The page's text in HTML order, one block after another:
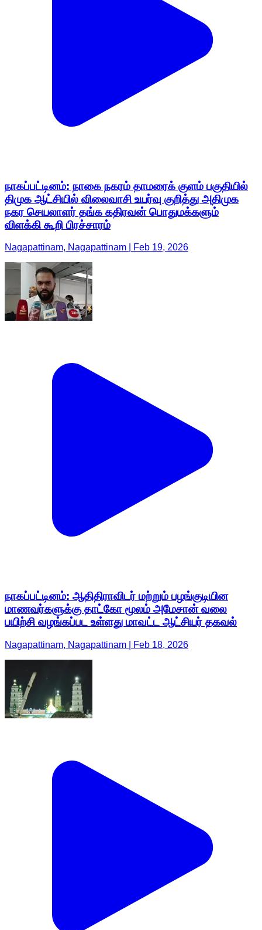
நாகப்பட்டினம்: நாகை நகரம் தாமரைக் குளம் பகுதியில்
திமுக ஆட்சியில் விலைவாசி உயர்வு குறித்து அதிமுக
நகர செயலாளர் தங்க கதிரவன் பொதுமக்களும்
விளக்கி கூறி பிரச்சாரம்
Nagapattinam, Nagapattinam | Feb 19, 2026
நாகப்பட்டினம்: ஆதிதிராவிடர் மற்றும் பழங்குடியின
மாணவர்களுக்கு தாட்கோ மூலம் அமேசான் வலை
பயிற்சி வழங்கப்பட உள்ளது மாவட்ட ஆட்சியர் தகவல்
Nagapattinam, Nagapattinam | Feb 18, 2026